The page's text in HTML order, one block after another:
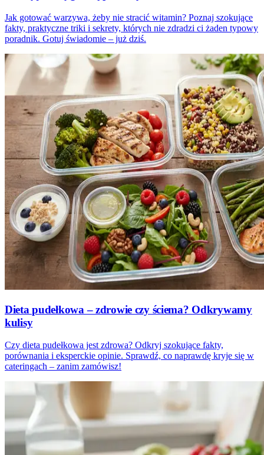
Jak gotować warzywa, żeby nie stracić witamin? Poznaj szokujące
fakty, praktyczne triki i sekrety, których nie zdradzi ci żaden typowy
poradnik. Gotuj świadomie – już dziś.
Dieta pudełkowa – zdrowie czy ściema? Odkrywamy
kulisy
Czy dieta pudełkowa jest zdrowa? Odkryj szokujące fakty,
porównania i eksperckie opinie. Sprawdź, co naprawdę kryje się w
cateringach – zanim zamówisz!